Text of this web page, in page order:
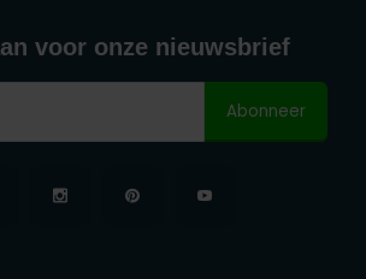
voor onze nieuwsbrief
Abonneer